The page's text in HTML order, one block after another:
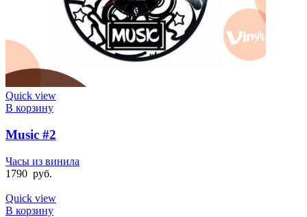
Quick view
В корзину
Music #2
Часы из винила
1790 руб.
Quick view
В корзину